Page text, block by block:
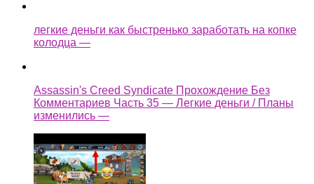
легкие деньги как быстренько заработать на копке
колодца —
Assassin's Creed Syndicate Прохождение Без
Комментариев Часть 35 — Легкие деньги / Планы
изменились —